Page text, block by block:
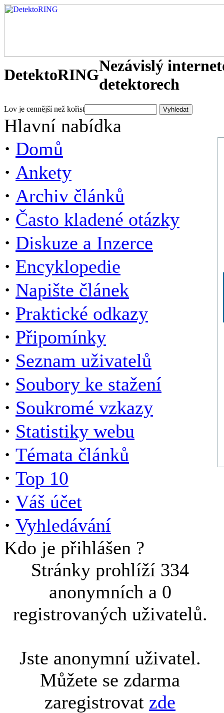
DetektoRINGNezávislý
detektorech
Lov je cennější než kořist
Hlavní nabídka
· Domů
· Ankety
· Archiv článků
· Často kladené otázky
· Diskuze a Inzerce
· Encyklopedie
· Napište článek
· Praktické odkazy
· Připomínky
· Seznam uživatelů
· Soubory ke stažení
· Soukromé vzkazy
· Statistiky webu
· Témata článků
· Top 10
· Váš účet
· Vyhledávání
Kdo je přihlášen ?
Stránky prohlíží 334
anonymních a 0
registrovaných uživatelů.
Jste anonymní uživatel.
Můžete se zdarma
zaregistrovat zde